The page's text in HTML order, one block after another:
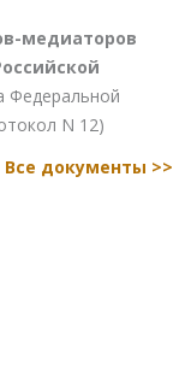
медиаторов
Федеральной
N 12)
Все документы >>